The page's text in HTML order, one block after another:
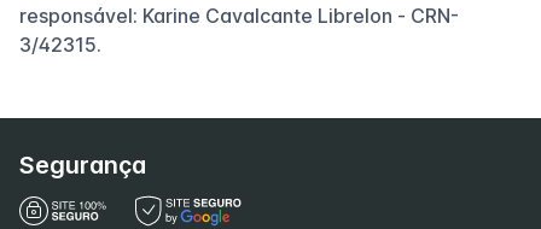
responsável: Karine Cavalcante Librelon - CRN-
3/42315.
Segurança